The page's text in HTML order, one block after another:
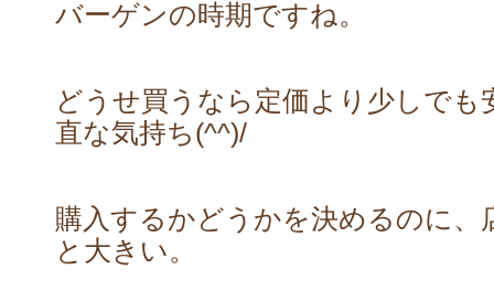
バーゲンの時期ですね。
どうせ買うなら定価より少しでも
直な気持ち(^^)/
購入するかどうかを決めるのに、
と大きい。